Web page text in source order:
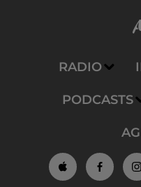
RADIO
PODCASTS